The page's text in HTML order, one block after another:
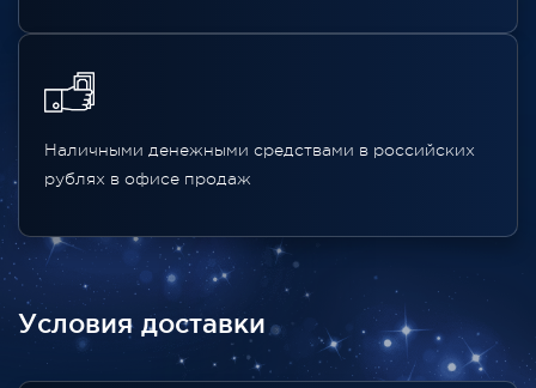
Наличными денежными средствами в российских
рублях в офисе продаж
Условия доставки